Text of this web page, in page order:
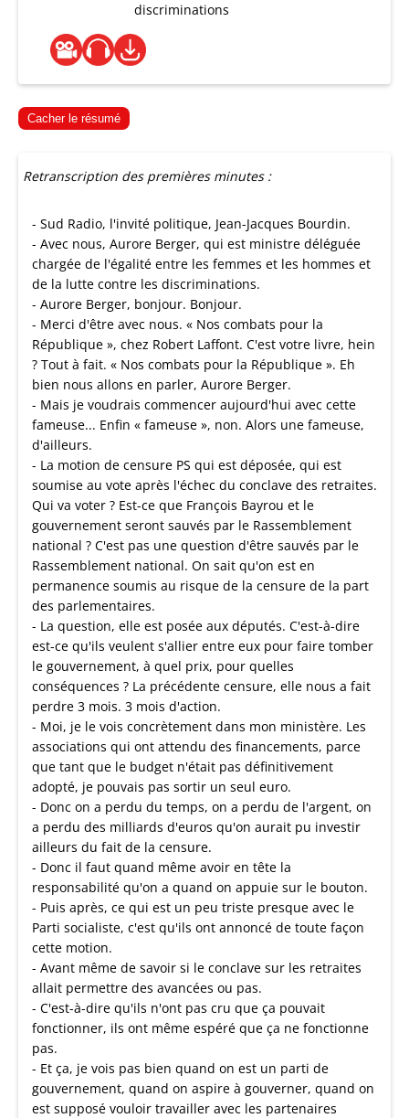
discriminations
Cacher le résumé
Retranscription des premières minutes :
- Sud Radio, l'invité politique, Jean-Jacques Bourdin.
- Avec nous, Aurore Berger, qui est ministre déléguée
chargée de l'égalité entre les femmes et les hommes et
de la lutte contre les discriminations.
- Aurore Berger, bonjour. Bonjour.
- Merci d'être avec nous. « Nos combats pour la
République », chez Robert Laffont. C'est votre livre, hein
? Tout à fait. « Nos combats pour la République ». Eh
bien nous allons en parler, Aurore Berger.
- Mais je voudrais commencer aujourd'hui avec cette
fameuse... Enfin « fameuse », non. Alors une fameuse,
d'ailleurs.
- La motion de censure PS qui est déposée, qui est
soumise au vote après l'échec du conclave des retraites.
Qui va voter ? Est-ce que François Bayrou et le
gouvernement seront sauvés par le Rassemblement
national ? C'est pas une question d'être sauvés par le
Rassemblement national. On sait qu'on est en
permanence soumis au risque de la censure de la part
des parlementaires.
- La question, elle est posée aux députés. C'est-à-dire
est-ce qu'ils veulent s'allier entre eux pour faire tomber
le gouvernement, à quel prix, pour quelles
conséquences ? La précédente censure, elle nous a fait
perdre 3 mois. 3 mois d'action.
- Moi, je le vois concrètement dans mon ministère. Les
associations qui ont attendu des financements, parce
que tant que le budget n'était pas définitivement
adopté, je pouvais pas sortir un seul euro.
- Donc on a perdu du temps, on a perdu de l'argent, on
a perdu des milliards d'euros qu'on aurait pu investir
ailleurs du fait de la censure.
- Donc il faut quand même avoir en tête la
responsabilité qu'on a quand on appuie sur le bouton.
- Puis après, ce qui est un peu triste presque avec le
Parti socialiste, c'est qu'ils ont annoncé de toute façon
cette motion.
- Avant même de savoir si le conclave sur les retraites
allait permettre des avancées ou pas.
- C'est-à-dire qu'ils n'ont pas cru que ça pouvait
fonctionner, ils ont même espéré que ça ne fonctionne
pas.
- Et ça, je vois pas bien quand on est un parti de
gouvernement, quand on aspire à gouverner, quand on
est supposé vouloir travailler avec les partenaires